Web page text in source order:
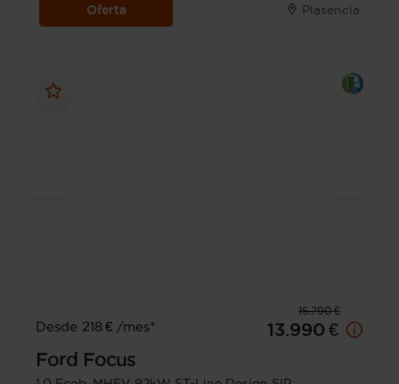
Oferta Plasencia
15.790 €
Desde 218 € /mes*
13.990 €
Ford Focus